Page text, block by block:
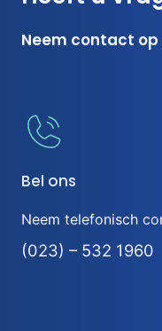
Neem contact
Bel ons
Neem telefonisch
(023) – 532 1960